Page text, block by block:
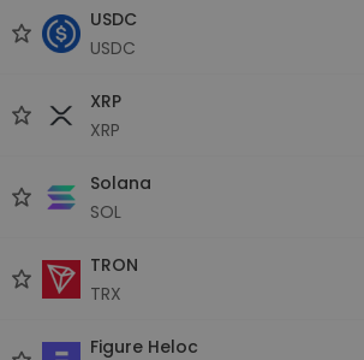
USDC
USDC
XRP
XRP
Solana
SOL
TRON
TRX
Figure Heloc